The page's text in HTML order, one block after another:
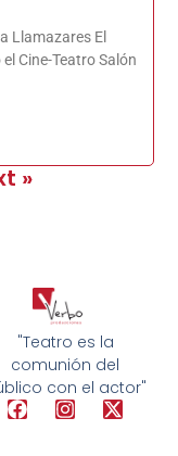
Llamazares El
Cine-Teatro Salón
»
"Teatro es la
comunión del
con el actor"